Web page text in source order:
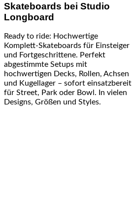
Skateboards bei Studio
Longboard
Ready to ride: Hochwertige
Komplett-Skateboards für Einsteiger
und Fortgeschrittene. Perfekt
abgestimmte Setups mit
hochwertigen Decks, Rollen, Achsen
und Kugellager – sofort einsatzbereit
für Street, Park oder Bowl. In vielen
Designs, Größen und Styles.